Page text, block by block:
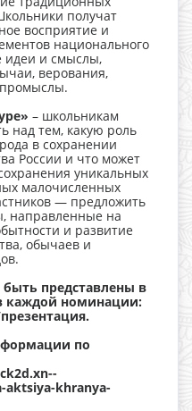
получат
восприятие и
национального
идеи и смыслы,
верования,
– школьникам
над тем, какую роль
в сохранении
России и что может
уникальных
малочисленных
— предложить
направленные на
и развитие
обычаев и
представлены в
каждой номинации:
по
aktsiya-khranya-